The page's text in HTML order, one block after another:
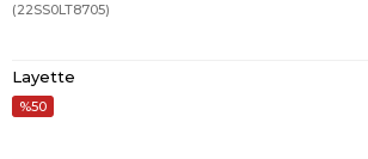
(22SS0LT8705)
Layette
50